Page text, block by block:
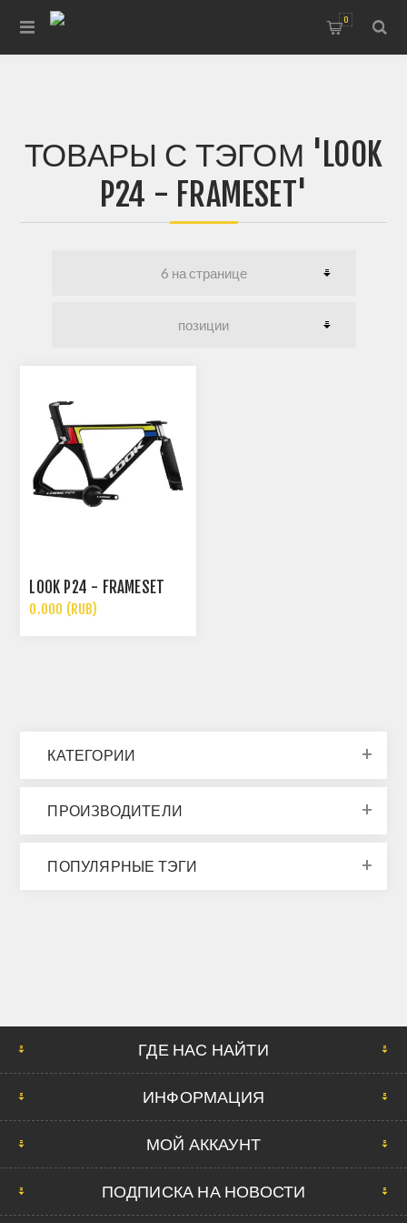
0
ТОВАРЫ С ТЭГОМ 'LOOK
P24 - FRAMESET'
LOOK P24 - FRAMESET
0.000 (RUB)
КАТЕГОРИИ
ПРОИЗВОДИТЕЛИ
ПОПУЛЯРНЫЕ ТЭГИ
ГДЕ НАС НАЙТИ
ИНФОРМАЦИЯ
МОЙ АККАУНТ
ПОДПИСКА НА НОВОСТИ